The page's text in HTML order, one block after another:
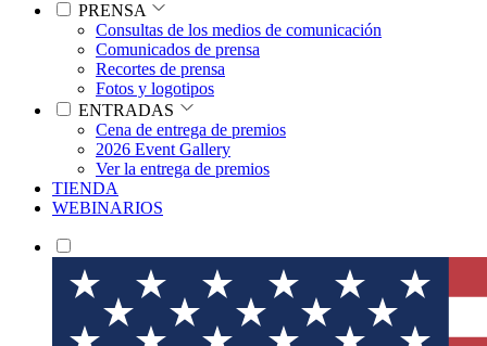
PRENSA
Consultas de los medios de comunicación
Comunicados de prensa
Recortes de prensa
Fotos y logotipos
ENTRADAS
Cena de entrega de premios
2026 Event Gallery
Ver la entrega de premios
TIENDA
WEBINARIOS